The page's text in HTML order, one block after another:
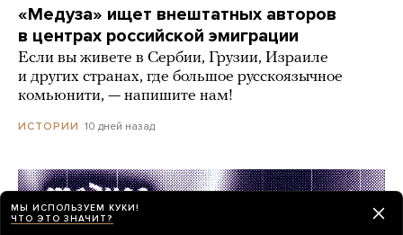
«Медуза» ищет внештатных авторов
в центрах российской эмиграции
Если вы живете в Сербии, Грузии, Израиле
и других странах, где большое русскоязычное
комьюнити, — напишите нам!
ИСТОРИИ 10 дней назад
МЫ ИСПОЛЬЗУЕМ КУКИ!
ЧТО ЭТО ЗНАЧИТ?